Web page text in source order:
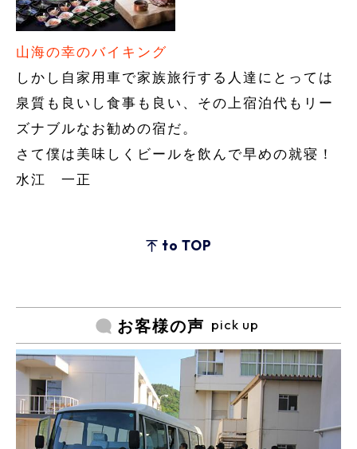
山海の幸のバイキング
しかし自家用車で家族旅行する人達にとっては
泉質も良いし食事も良い、その上宿泊代もリー
ズナブルなお勧めの宿だ。
さて僕は美味しくビールを飲んで早めの就寝！
水江 一正
to TOP
お客様の声 pick up